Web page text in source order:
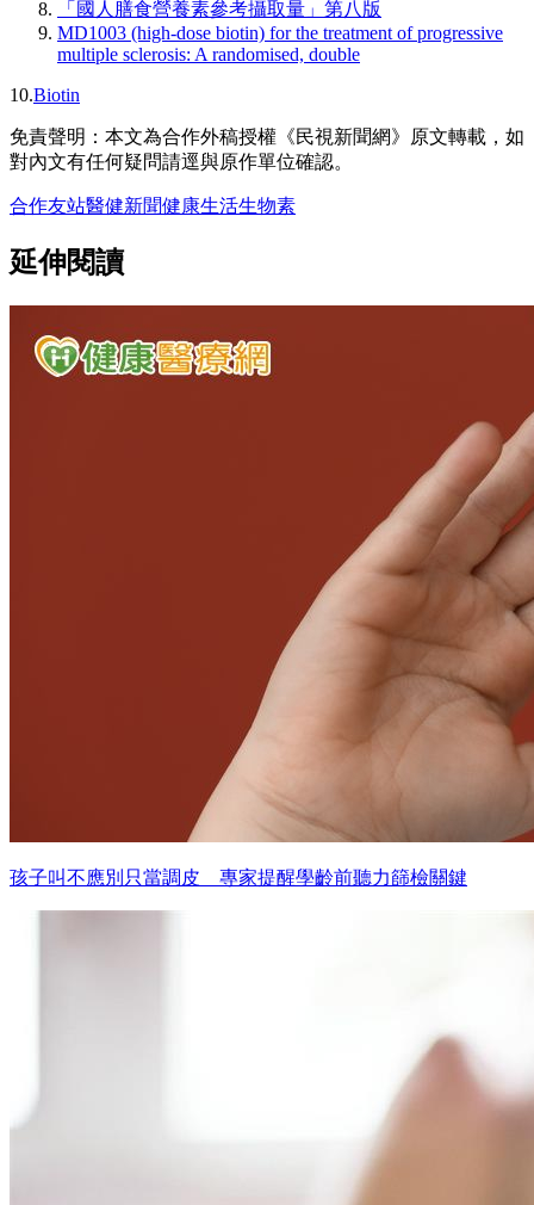
「國人膳食營養素參考攝取量」第八版
MD1003 (high-dose biotin) for the treatment of progressive
multiple sclerosis: A randomised, double
10.Biotin
免責聲明：本文為合作外稿授權《民視新聞網》原文轉載，如
對內文有任何疑問請逕與原作單位確認。
合作友站醫健新聞健康生活生物素
延伸閱讀
孩子叫不應別只當調皮 專家提醒學齡前聽力篩檢關鍵